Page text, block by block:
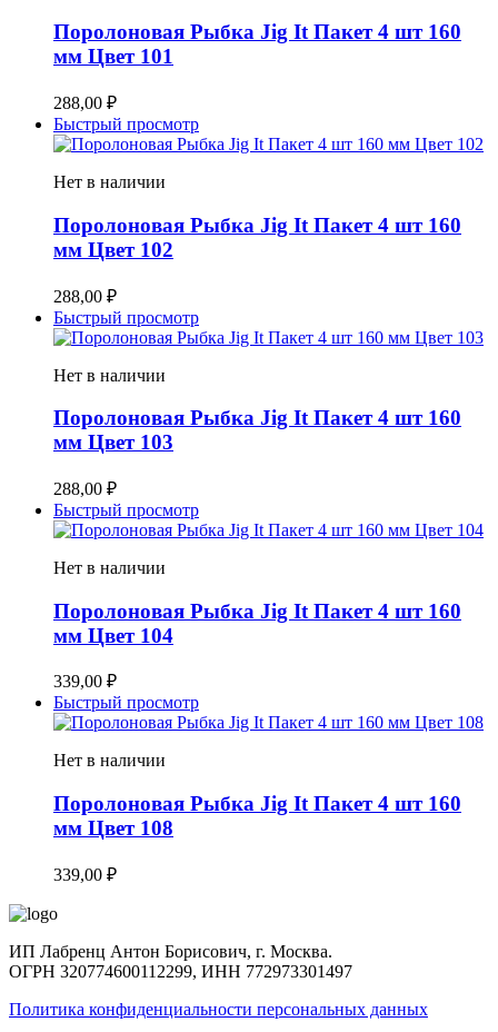
Поролоновая Рыбка Jig It Пакет 4 шт 160
мм Цвет 101
288,00 ₽
Быстрый просмотр
Нет в наличии
Поролоновая Рыбка Jig It Пакет 4 шт 160
мм Цвет 102
288,00 ₽
Быстрый просмотр
Нет в наличии
Поролоновая Рыбка Jig It Пакет 4 шт 160
мм Цвет 103
288,00 ₽
Быстрый просмотр
Нет в наличии
Поролоновая Рыбка Jig It Пакет 4 шт 160
мм Цвет 104
339,00 ₽
Быстрый просмотр
Нет в наличии
Поролоновая Рыбка Jig It Пакет 4 шт 160
мм Цвет 108
339,00 ₽
ИП Лабренц Антон Борисович, г. Москва.
ОГРН 320774600112299, ИНН 772973301497
Политика конфиденциальности персональных данных